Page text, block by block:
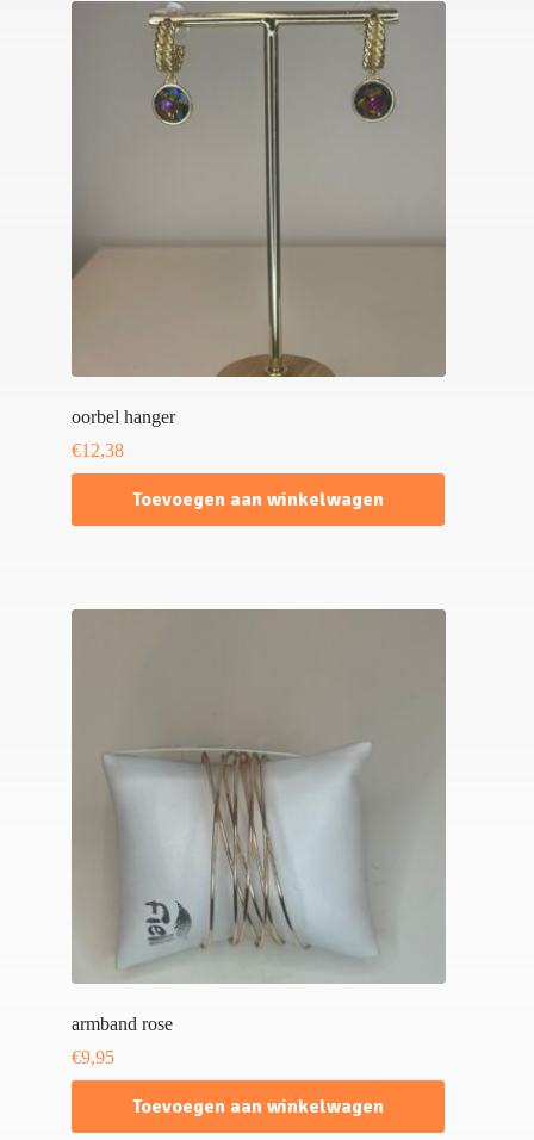
oorbel hanger
€12,38
Toevoegen aan winkelwagen
armband rose
€9,95
Toevoegen aan winkelwagen